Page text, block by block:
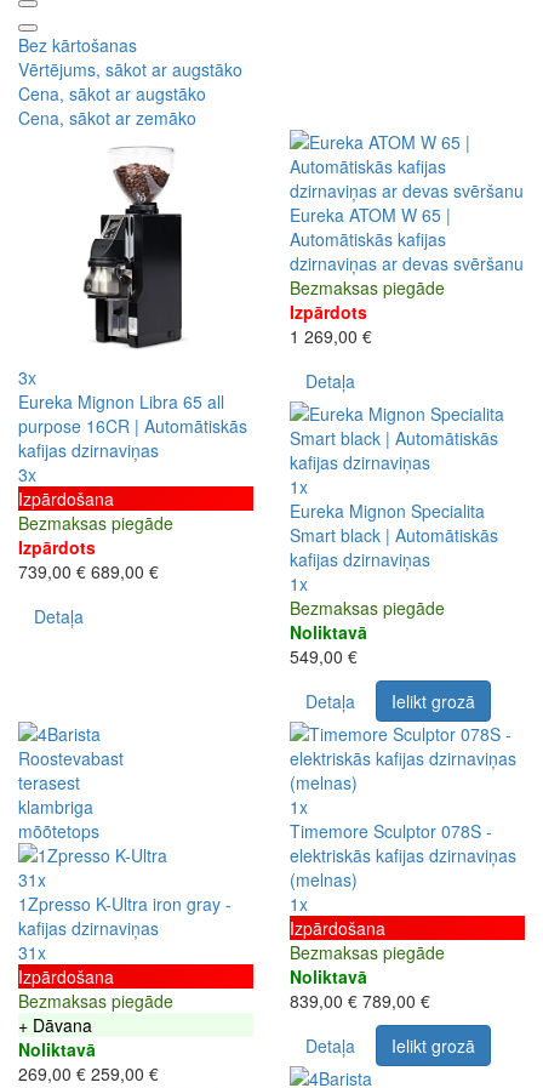
Bez kārtošanas
Vērtējums, sākot ar augstāko
Cena, sākot ar augstāko
Cena, sākot ar zemāko
3x
Eureka Mignon Libra 65 all
purpose 16CR | Automātiskās
kafijas dzirnaviņas
3x
Izpārdošana
Bezmaksas piegāde
Izpārdots
739,00 € 689,00 €
Detaļa
Eureka ATOM W 65 |
Automātiskās kafijas
dzirnaviņas ar devas svēršanu
Bezmaksas piegāde
Izpārdots
1 269,00 €
Detaļa
1x
Eureka Mignon Specialita
Smart black | Automātiskās
kafijas dzirnaviņas
1x
Bezmaksas piegāde
Noliktavā
549,00 €
Detaļa
Ielikt grozā
31x
1Zpresso K-Ultra iron gray -
kafijas dzirnaviņas
31x
Izpārdošana
Bezmaksas piegāde
+ Dāvana
Noliktavā
269,00 € 259,00 €
1x
Timemore Sculptor 078S -
elektriskās kafijas dzirnaviņas
(melnas)
1x
Izpārdošana
Bezmaksas piegāde
Noliktavā
839,00 € 789,00 €
Detaļa
Ielikt grozā